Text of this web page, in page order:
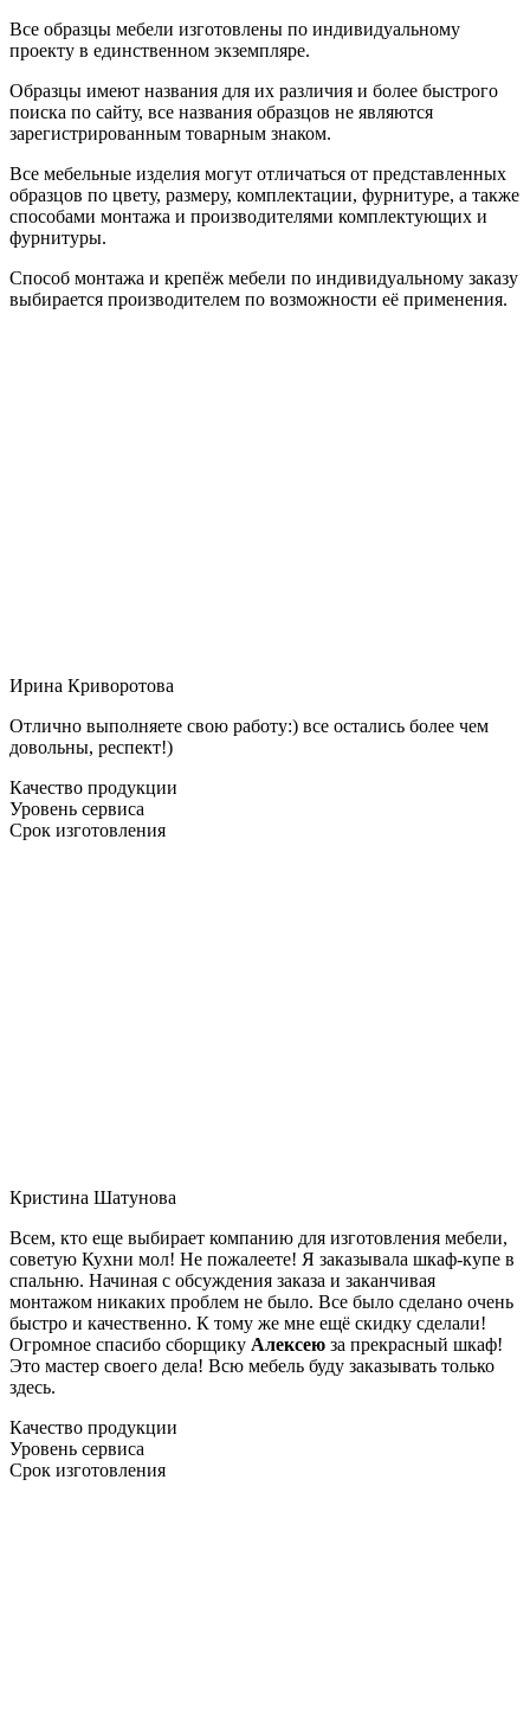
Все образцы мебели изготовлены по индивидуальному
проекту в единственном экземпляре.
Образцы имеют названия для их различия и более быстрого
поиска по сайту, все названия образцов не являются
зарегистрированным товарным знаком.
Все мебельные изделия могут отличаться от представленных
образцов по цвету, размеру, комплектации, фурнитуре, а также
способами монтажа и производителями комплектующих и
фурнитуры.
Способ монтажа и крепёж мебели по индивидуальному заказу
выбирается производителем по возможности её применения.
Ирина Криворотова
Отлично выполняете свою работу:) все остались более чем
довольны, респект!)
Качество продукции
Уровень сервиса
Срок изготовления
Кристина Шатунова
Всем, кто еще выбирает компанию для изготовления мебели,
советую Кухни мол! Не пожалеете! Я заказывала шкаф-купе в
спальню. Начиная с обсуждения заказа и заканчивая
монтажом никаких проблем не было. Все было сделано очень
быстро и качественно. К тому же мне ещё скидку сделали!
Огромное спасибо сборщику Алексею за прекрасный шкаф!
Это мастер своего дела! Всю мебель буду заказывать только
здесь.
Качество продукции
Уровень сервиса
Срок изготовления